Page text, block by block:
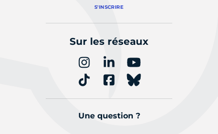
S'INSCRIRE
Sur les réseaux
Une question ?